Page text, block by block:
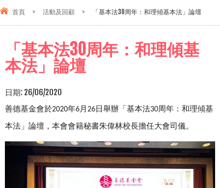
首頁 > 活動及回顧 > 「基本法30周年：和理傾基本法」論壇
「基本法30周年：和理傾基
本法」論壇
日期: 26/06/2020
善德基金會於2020年6月 26日舉辦「基本法30周年：和理傾基
本法」論壇，本會會籍秘書朱偉林校長擔任大會司儀。